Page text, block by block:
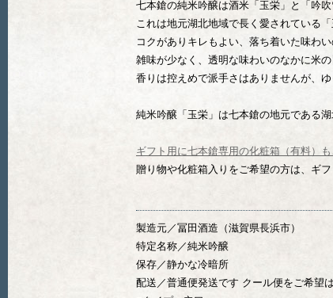
七本鎗の純米吟醸は酒米「玉栄」と「吟
これは地元湖北地域で長く愛されている「
コクがありキレもよい、落ち着いた味わい
雑味が少なく、透明な味わいのなかに米
香りは控えめで派手さはありませんが、
純米吟醸「玉栄」は七本鎗の地元である
ギフト用に七本鎗専用の化粧箱（有料）も
贈り物や化粧箱入りをご希望の方は、ギ
製造元／冨田酒造（滋賀県長浜市）
特定名称／純米吟醸
保存／静かな冷暗所
配送／普通便発送です クール便をご希望